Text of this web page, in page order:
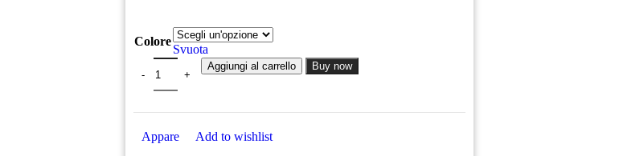
Colore
Svuota
Aggiungi al carrello Buy now
Appare Add to wishlist